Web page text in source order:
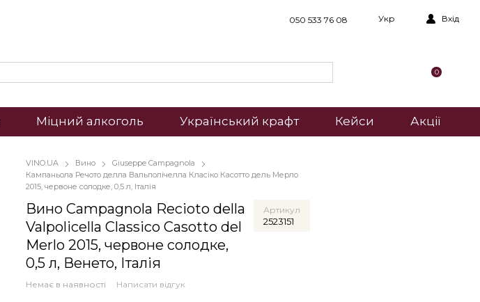
050 533 76 08 Укр Вхід
0
Міцний алкоголь Український крафт Кейси Акції
VINO.UA Вино
Giuseppe Campagnola
Кампаньола Речото делла Вальполічелла Класіко Касотто дель Мерло
2015, червоне солодке, 0,5 л, Італія
Вино Campagnola Recioto della
Valpolicella Classico Casotto del
Merlo 2015, червоне солодке,
0,5 л, Венето, Італія
Артикул
2523151
Немає в наявності Написати відгук